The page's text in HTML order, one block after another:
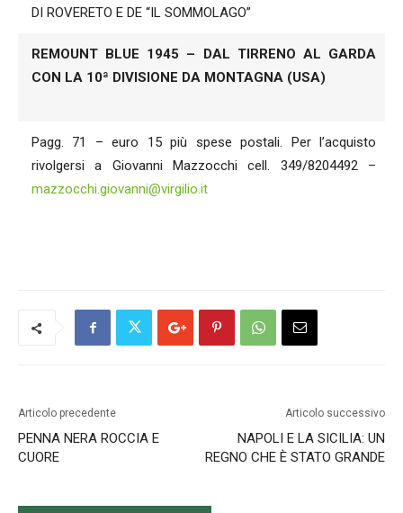
DI ROVERETO E DE “IL SOMMOLAGO”
REMOUNT BLUE 1945 – DAL TIRRENO AL GARDA
CON LA 10ª DIVISIONE DA MONTAGNA (USA)
Pagg. 71 – euro 15 più spese postali. Per l’acquisto
rivolgersi a Giovanni Mazzocchi cell. 349/8204492 –
mazzocchi.giovanni@virgilio.it
Articolo precedente
PENNA NERA ROCCIA E
CUORE
Articolo successivo
NAPOLI E LA SICILIA: UN
REGNO CHE È STATO GRANDE